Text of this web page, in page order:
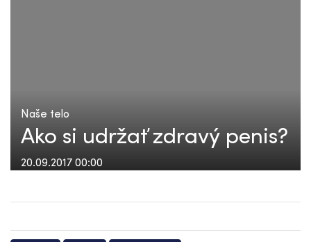
Naše telo
Ako si udržať zdravý penis?
20.09.2017 00:00